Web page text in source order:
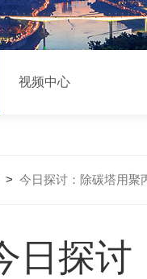
视频中心
今日探讨：除碳塔用聚
日探讨